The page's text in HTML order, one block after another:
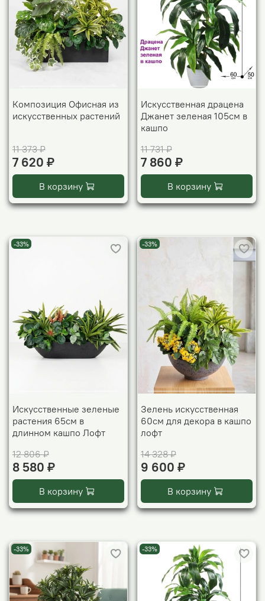
Композиция Офисная из
искусственных растений
11 373 ₽
7 620 ₽
В корзину
Искусственная драцена
Джанет зеленая 105см в
кашпо
11 731 ₽
7 860 ₽
В корзину
-33%
Искусственные зеленые
растения 65см в
длинном кашпо Лофт
12 806 ₽
8 580 ₽
В корзину
-33%
Зелень искусственная
60см для декора в кашпо
лофт
14 328 ₽
9 600 ₽
В корзину
-33% -33%